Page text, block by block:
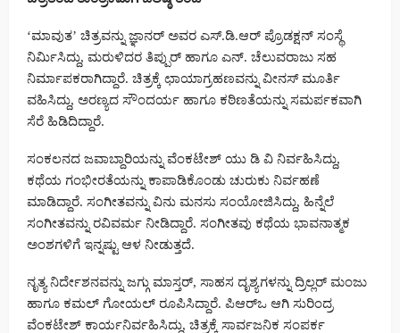
‘ಮಾವುತ’ ಚಿತ್ರವನ್ನು ಜ್ಞಾನರ್ ಅವರ ಎಸ್.ಡಿ.ಆರ್ ಪ್ರೊಡಕ್ಷನ್ ಸಂಸ್ಥೆ
ನಿರ್ಮಿಸಿದ್ದು, ಮರುಳಿದರ ತಿಪ್ಪುರ್ ಹಾಗೂ ಎನ್. ಚೆಲುವರಾಜು ಸಹ
ನಿರ್ಮಾಪಕರಾಗಿದ್ದಾರೆ. ಚಿತ್ರಕ್ಕೆ ಛಾಯಾಗ್ರಹಣವನ್ನು ವೀನಸ್ ಮೂರ್ತಿ
ವಹಿಸಿದ್ದು, ಅರಣ್ಯದ ಸೌಂದರ್ಯ ಹಾಗೂ ಕಠಿಣತೆಯನ್ನು ಸಮರ್ಪಕವಾಗಿ
ಸೆರೆ ಹಿಡಿದಿದ್ದಾರೆ.
ಸಂಕಲನದ ಜವಾಬ್ದಾರಿಯನ್ನು ವೆಂಕಟೇಶ್ ಯು ಡಿ ವಿ ನಿರ್ವಹಿಸಿದ್ದು,
ಕಥೆಯ ಗಂಭೀರತೆಯನ್ನು ಕಾಪಾಡಿಕೊಂಡು ಚುರುಕು ನಿರ್ವಹಣೆ
ಮಾಡಿದ್ದಾರೆ. ಸಂಗೀತವನ್ನು ವಿನು ಮನಸು ಸಂಯೋಜಿಸಿದ್ದು, ಹಿನ್ನೆಲೆ
ಸಂಗೀತವನ್ನು ರವಿವರ್ಮ ನೀಡಿದ್ದಾರೆ. ಸಂಗೀತವು ಕಥೆಯ ಭಾವನಾತ್ಮಕ
ಅಂಶಗಳಿಗೆ ಇನ್ನಷ್ಟು ಆಳ ನೀಡುತ್ತದೆ.
ನೃತ್ಯ ನಿರ್ದೇಶನವನ್ನು ಜಗ್ಗು ಮಾಸ್ತರ್, ಸಾಹಸ ದೃಶ್ಯಗಳನ್ನು ದ್ರಿಲ್ಲರ್ ಮಂಜು
ಹಾಗೂ ಕಮಲ್ ಗೋಯಲ್ ರೂಪಿಸಿದ್ದಾರೆ. ಪಿಆರ್‌ಒ ಆಗಿ ಸುರಿಂದ್ರ
ವೆಂಕಟೇಶ್ ಕಾರ್ಯನಿರ್ವಹಿಸಿದ್ದು, ಚಿತ್ರಕ್ಕೆ ಸಾರ್ವಜನಿಕ ಸಂಪರ್ಕ